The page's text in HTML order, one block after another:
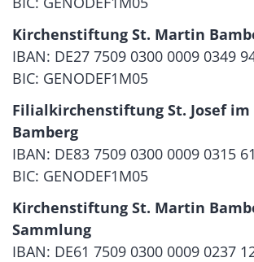
Kirchenstiftung St. Martin
IBAN: DE27 7509 0300 0009 0349
BIC: GENODEF1M05
Filialkirchenstiftung St. Josef im
Bamberg
IBAN: DE83 7509 0300 0009 0315 61
BIC: GENODEF1M05
Kirchenstiftung St. Martin
Sammlung
IBAN: DE61 7509 0300 0009 0237